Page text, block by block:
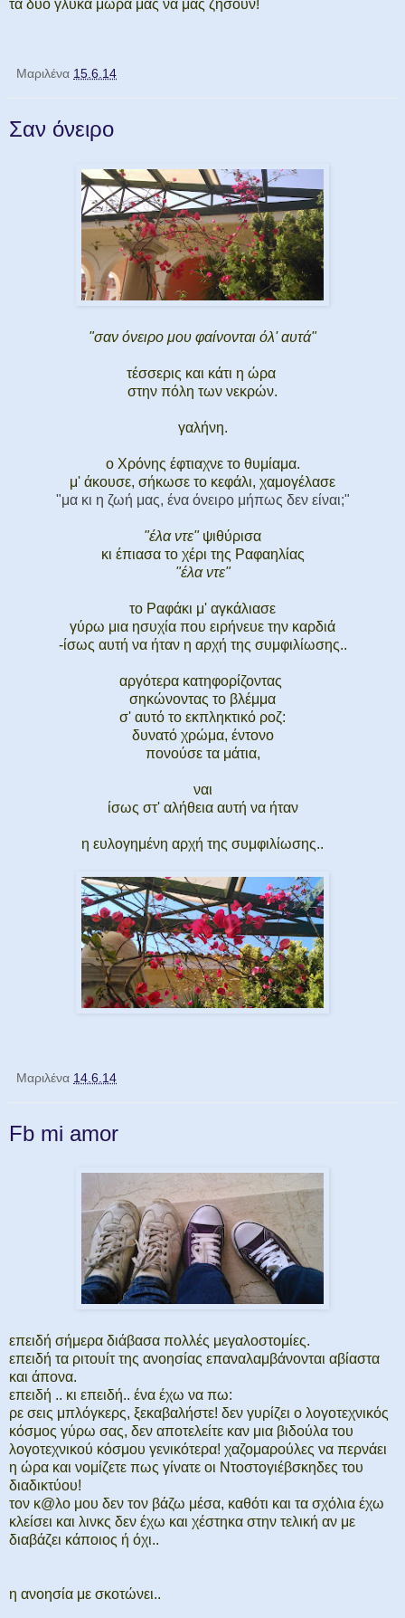
τα δυο γλυκά μωρά μας να μας ζήσουν!
Μαριλένα 15.6.14
Σαν όνειρο
"σαν όνειρο μου φαίνονται όλ' αυτά"
τέσσερις και κάτι η ώρα
στην πόλη των νεκρών.
γαλήνη.
ο Χρόνης έφτιαχνε το θυμίαμα.
μ' άκουσε, σήκωσε το κεφάλι, χαμογέλασε
"μα κι η ζωή μας, ένα όνειρο μήπως δεν είναι;"
"έλα ντε" ψιθύρισα
κι έπιασα το χέρι της Ραφαηλίας
"έλα ντε"
το Ραφάκι μ' αγκάλιασε
γύρω μια ησυχία που ειρήνευε την καρδιά
-ίσως αυτή να ήταν η αρχή της συμφιλίωσης..
αργότερα κατηφορίζοντας
σηκώνοντας το βλέμμα
σ' αυτό το εκπληκτικό ροζ:
δυνατό χρώμα, έντονο
πονούσε τα μάτια,
ναι
ίσως στ' αλήθεια αυτή να ήταν
η ευλογημένη αρχή της συμφιλίωσης..
Μαριλένα 14.6.14
Fb mi amor
επειδή σήμερα διάβασα πολλές μεγαλοστομίες.
επειδή τα ριτουίτ της ανοησίας επαναλαμβάνονται αβίαστα
και άπονα.
επειδή .. κι επειδή.. ένα έχω να πω:
ρε σεις μπλόγκερς, ξεκαβαλήστε! δεν γυρίζει ο λογοτεχνικός
κόσμος γύρω σας, δεν αποτελείτε καν μια βιδούλα του
λογοτεχνικού κόσμου γενικότερα! χαζομαρούλες να περνάει
η ώρα και νομίζετε πως γίνατε οι Ντοστογιέβσκηδες του
διαδικτύου!
τον κ@λο μου δεν τον βάζω μέσα, καθότι και τα σχόλια έχω
κλείσει και λινκς δεν έχω και χέστηκα στην τελική αν με
διαβάζει κάποιος ή όχι..
η ανοησία με σκοτώνει..